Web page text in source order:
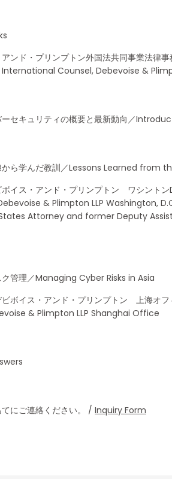
ド・プリンプトン外国法共同事業法律事
Counsel, Debevoise &
ーセキュリティの概要と最新動向／
から学んだ教訓／Lessons Learned
イス・アンド・プリンプトン ワシント
& Plimpton LLP Washington,
Attorney and former Deputy
ク管理／Managing Cyber Risks in Asia
ボイス・アンド・プリンプトン 上海オ
& Plimpton LLP Shanghai Office
にご連絡ください。 / Inquiry Form